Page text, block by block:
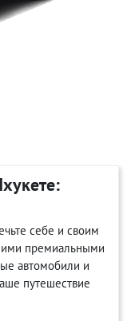
себе и своим
премиальными
автомобили и
путешествие